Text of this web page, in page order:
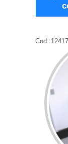
Cod.:12417